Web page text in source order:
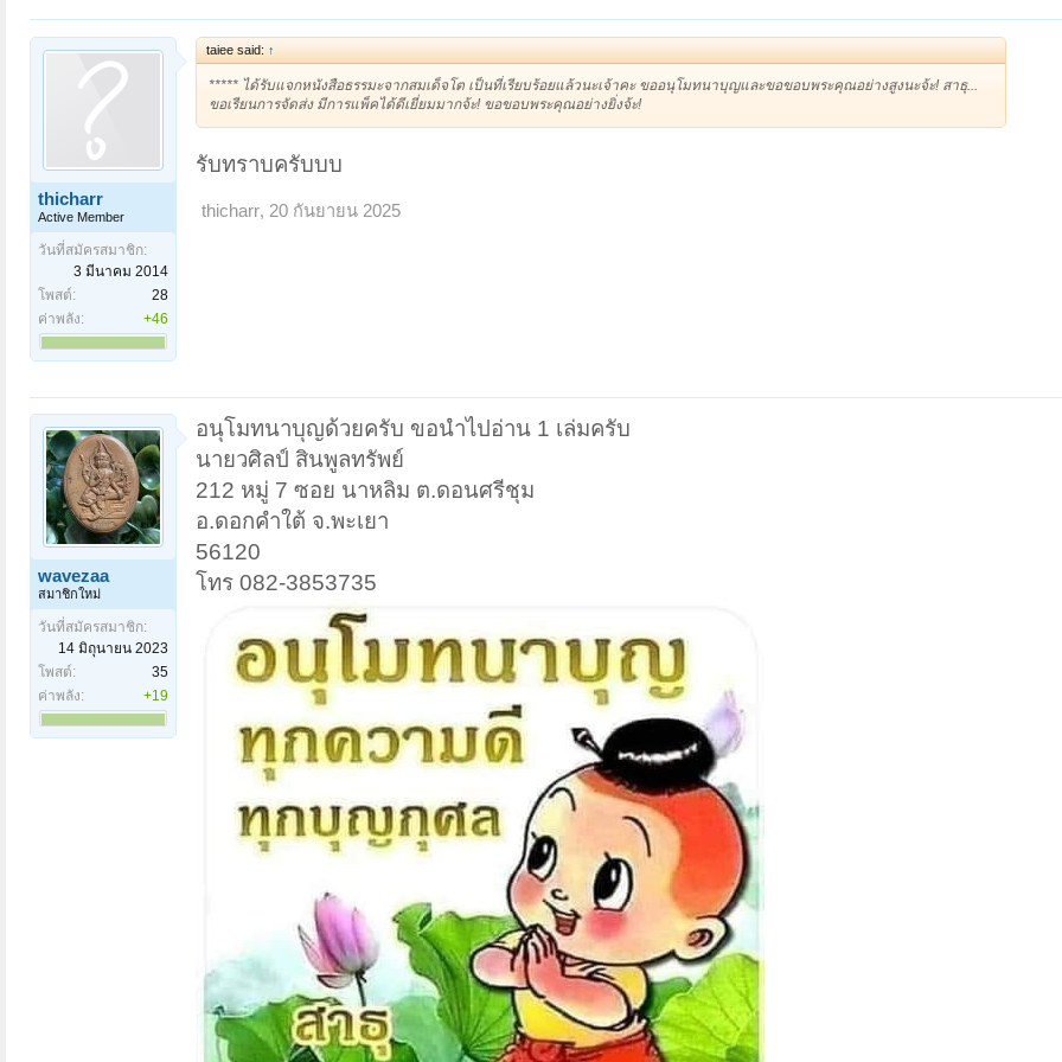
thicharr
Active Member
วันที่สมัครสมาชิก:
3 มีนาคม 2014
โพสต์:
28
ค่าพลัง:
+46
taiee said: ↑
***** ได้รับแจกหนังสือธรรมะจากสมเด็จโต เป็นที่เรียบร้อยแล้วนะเจ้าคะ ขออนุโมทนาบุญและขอขอบพระคุณอย่างสูงนะจ้ะ! สาธุ...
ขอเรียนการจัดส่ง มีการแพ็คได้ดีเยี่ยมมากจ้ะ! ขอขอบพระคุณอย่างยิ่งจ้ะ!
รับทราบครับบบ
thicharr, 20 กันยายน 2025
wavezaa
สมาชิกใหม่
วันที่สมัครสมาชิก:
14 มิถุนายน 2023
โพสต์:
35
ค่าพลัง:
+19
อนุโมทนาบุญด้วยครับ ขอนำไปอ่าน 1 เล่มครับ
นายวศิลป์ สินพูลทรัพย์
212 หมู่ 7 ซอย นาหลิม ต.ดอนศรีชุม
อ.ดอกคำใต้ จ.พะเยา
56120
โทร 082-3853735